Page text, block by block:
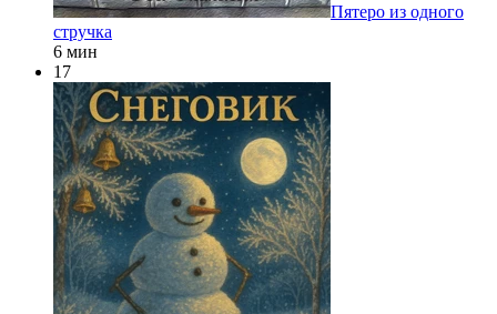
Пятеро из одного
стручка
6 мин
17